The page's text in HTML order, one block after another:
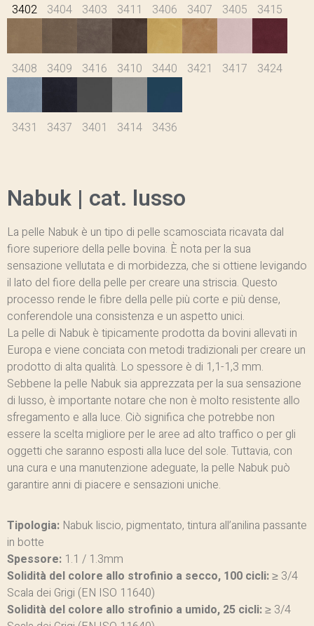
3402 3404 3403 3411 3406 3407 3405 3415
3408 3409 3416 3410 3440 3421 3417 3424
3431 3437 3401 3414 3436
Nabuk | cat. lusso
La pelle Nabuk è un tipo di pelle scamosciata ricavata dal
fiore superiore della pelle bovina. È nota per la sua
sensazione vellutata e di morbidezza, che si ottiene levigando
il lato del fiore della pelle per creare una striscia. Questo
processo rende le fibre della pelle più corte e più dense,
conferendole una consistenza e un aspetto unici.
La pelle di Nabuk è tipicamente prodotta da bovini allevati in
Europa e viene conciata con metodi tradizionali per creare un
prodotto di alta qualità. Lo spessore è di 1,1-1,3 mm.
Sebbene la pelle Nabuk sia apprezzata per la sua sensazione
di lusso, è importante notare che non è molto resistente allo
sfregamento e alla luce. Ciò significa che potrebbe non
essere la scelta migliore per le aree ad alto traffico o per gli
oggetti che saranno esposti alla luce del sole. Tuttavia, con
una cura e una manutenzione adeguate, la pelle Nabuk può
garantire anni di piacere e sensazioni uniche.
Tipologia: Nabuk liscio, pigmentato, tintura all’anilina passante
in botte
Spessore: 1.1 / 1.3mm
Solidità del colore allo strofinio a secco, 100 cicli:≥ 3/4
Scala dei Grigi (EN ISO 11640)
Solidità del colore allo strofinio a umido, 25 cicli:≥ 3/4